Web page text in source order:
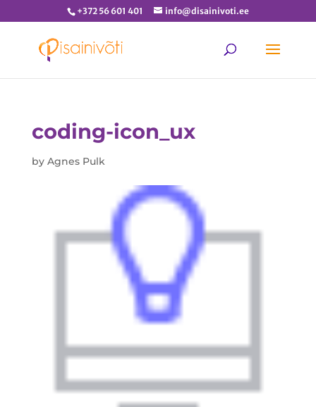
+372 56 601 401 info@disainivoti.ee
coding-icon_ux
by Agnes Pulk